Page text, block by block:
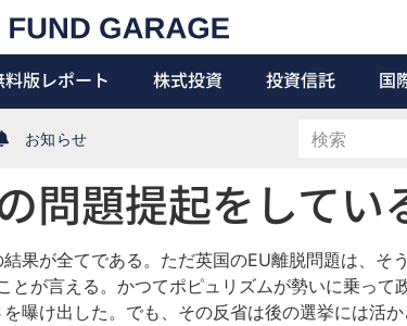
料版レポート 株式投資 投資信託 国
お知らせ
問題提起をしてい
果が全てである。ただ英国のEU離脱問題は、そ
が言える。かつてポピュリズムが勢いに乗って
曝け出した。でも、その反省は後の選挙には活